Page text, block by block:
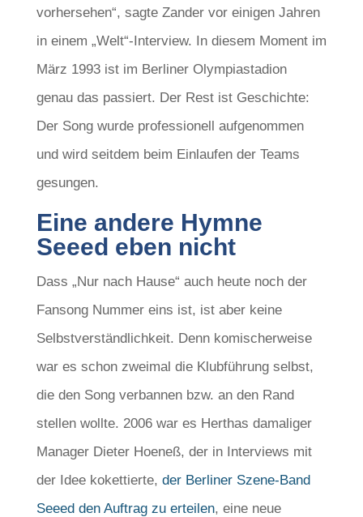
vorhersehen“, sagte Zander vor einigen Jahren
in einem „Welt“-Interview. In diesem Moment im
März 1993 ist im Berliner Olympiastadion
genau das passiert. Der Rest ist Geschichte:
Der Song wurde professionell aufgenommen
und wird seitdem beim Einlaufen der Teams
gesungen.
Eine andere Hymne
Seeed eben nicht
Dass „Nur nach Hause“ auch heute noch der
Fansong Nummer eins ist, ist aber keine
Selbstverständlichkeit. Denn komischerweise
war es schon zweimal die Klubführung selbst,
die den Song verbannen bzw. an den Rand
stellen wollte. 2006 war es Herthas damaliger
Manager Dieter Hoeneß, der in Interviews mit
der Idee kokettierte, der Berliner Szene-Band
Seeed den Auftrag zu erteilen, eine neue